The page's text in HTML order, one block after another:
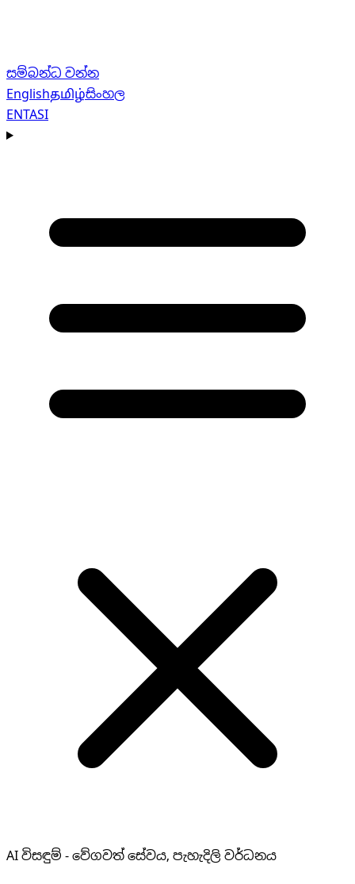
සම්බන්ධ වන්න
Englishதமிழ்සිංහල
ENTASI
AI විසඳුම් - වේගවත් සේවය, පැහැදිලි වර්ධනය